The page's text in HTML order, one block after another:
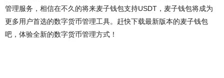
管理服务，相信在不久的将来麦子钱包支持USDT，麦子钱包将成为
更多用户首选的数字货币管理工具。赶快下载最新版本的麦子钱包
吧，体验全新的数字货币管理方式！